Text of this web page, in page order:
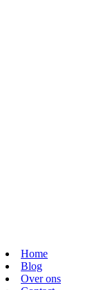
Home
Blog
Over ons